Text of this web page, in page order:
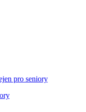
pro seniory